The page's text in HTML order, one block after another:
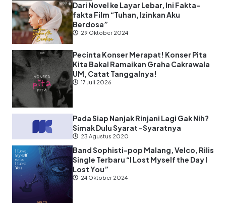
Dari Novel ke Layar Lebar, Ini Fakta-
fakta Film “Tuhan, Izinkan Aku
Berdosa”
29 Oktober 2024
Pecinta Konser Merapat! Konser Pita
Kita Bakal Ramaikan Graha Cakrawala
UM, Catat Tanggalnya!
17 Juli 2026
Pada Siap Nanjak Rinjani Lagi Gak Nih?
Simak Dulu Syarat -Syaratnya
23 Agustus 2020
Band Sophisti-pop Malang, Velco, Rilis
Single Terbaru “I Lost Myself the Day I
Lost You”
24 Oktober 2024